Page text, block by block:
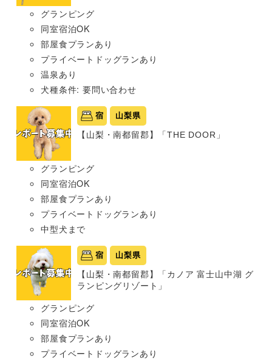
グランピング
同室宿泊OK
部屋食プランあり
プライベートドッグランあり
温泉あり
犬種条件: 要問い合わせ
宿 山梨県
【山梨・南都留郡】「THE DOOR」
グランピング
同室宿泊OK
部屋食プランあり
プライベートドッグランあり
中型犬まで
宿 山梨県
【山梨・南都留郡】「カノア 富士山中湖 グ
ランピングリゾート」
グランピング
同室宿泊OK
部屋食プランあり
プライベートドッグランあり